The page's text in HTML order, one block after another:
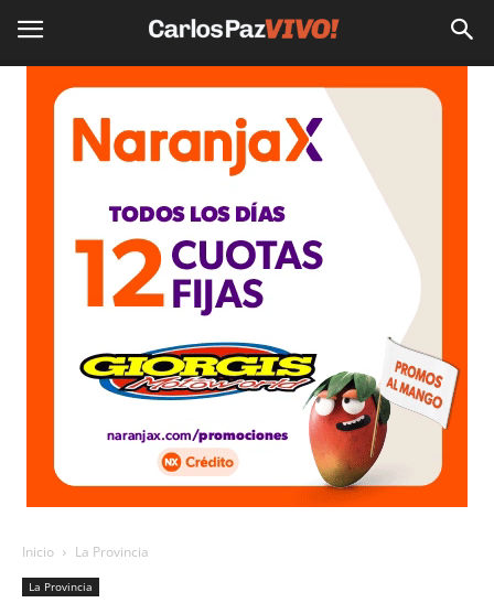
Inicio La Provincia
La Provincia